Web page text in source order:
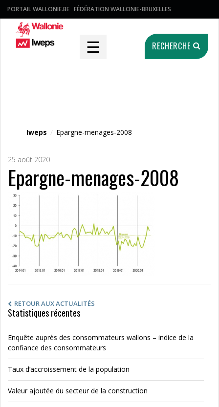
PORTAIL WALLONIE.BE FÉDÉRATION WALLONIE-BRUXELLES
☰ RECHERCHE
Iweps / Epargne-menages-2008
25 août 2020
Epargne-menages-2008
RETOUR AUX ACTUALITÉS
Statistiques récentes
Enquête auprès des consommateurs wallons – indice de la
confiance des consommateurs
Taux d’accroissement de la population
Valeur ajoutée du secteur de la construction